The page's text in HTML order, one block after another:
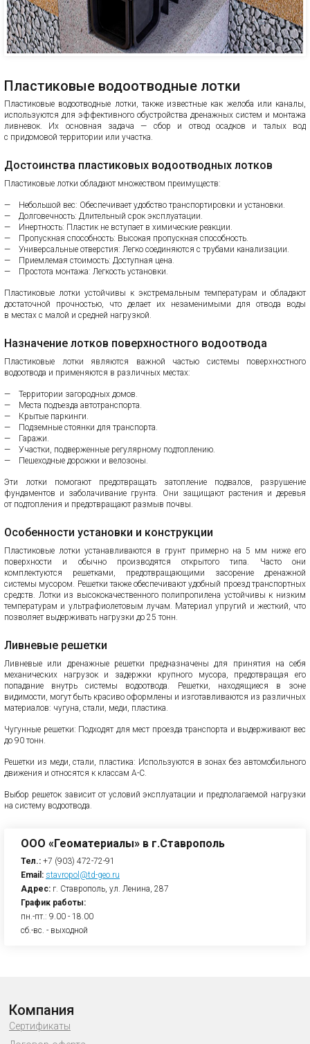
Пластиковые водоотводные лотки
Пластиковые водоотводные лотки, также известные как желоба или каналы,
используются для эффективного обустройства дренажных систем и монтажа
ливневок. Их основная задача — сбор и отвод осадков и талых вод
с придомовой территории или участка.
Достоинства пластиковых водоотводных лотков
Пластиковые лотки обладают множеством преимуществ:
Небольшой вес: Обеспечивает удобство транспортировки и установки.
Долговечность: Длительный срок эксплуатации.
Инертность: Пластик не вступает в химические реакции.
Пропускная способность: Высокая пропускная способность.
Универсальные отверстия: Легко соединяются с трубами канализации.
Приемлемая стоимость: Доступная цена.
Простота монтажа: Легкость установки.
Пластиковые лотки устойчивы к экстремальным температурам и обладают
достаточной прочностью, что делает их незаменимыми для отвода воды
в местах с малой и средней нагрузкой.
Назначение лотков поверхностного водоотвода
Пластиковые лотки являются важной частью системы поверхностного
водоотвода и применяются в различных местах:
Территории загородных домов.
Места подъезда автотранспорта.
Крытые паркинги.
Подземные стоянки для транспорта.
Гаражи.
Участки, подверженные регулярному подтоплению.
Пешеходные дорожки и велозоны.
Эти лотки помогают предотвращать затопление подвалов, разрушение
фундаментов и заболачивание грунта. Они защищают растения и деревья
от подтопления и предотвращают размыв почвы.
Особенности установки и конструкции
Пластиковые лотки устанавливаются в грунт примерно на 5 мм ниже его
поверхности и обычно производятся открытого типа. Часто они
комплектуются решетками, предотвращающими засорение дренажной
системы мусором. Решетки также обеспечивают удобный проезд транспортных
средств. Лотки из высококачественного полипропилена устойчивы к низким
температурам и ультрафиолетовым лучам. Материал упругий и жесткий, что
позволяет выдерживать нагрузки до 25 тонн.
Ливневые решетки
Ливневые или дренажные решетки предназначены для принятия на себя
механических нагрузок и задержки крупного мусора, предотвращая его
попадание внутрь системы водоотвода. Решетки, находящиеся в зоне
видимости, могут быть красиво оформлены и изготавливаются из различных
материалов: чугуна, стали, меди, пластика.
Чугунные решетки: Подходят для мест проезда транспорта и выдерживают вес
до 90 тонн.
Решетки из меди, стали, пластика: Используются в зонах без автомобильного
движения и относятся к классам А-С.
Выбор решеток зависит от условий эксплуатации и предполагаемой нагрузки
на систему водоотвода.
ООО «Геоматериалы» в г.Ставрополь
Тел.: +7 (903) 472-72-91
Email: stavropol@td-geo.ru
Адрес: г. Ставрополь, ул. Ленина, 287
График работы:
пн.-пт.: 9.00 - 18.00
сб.-вс. - выходной
Компания
Сертификаты